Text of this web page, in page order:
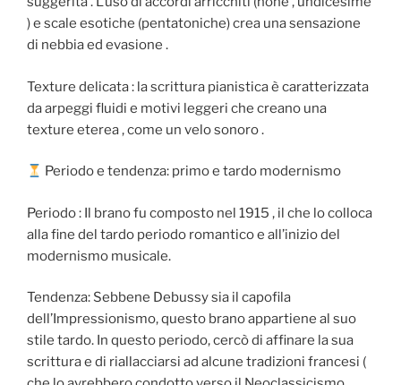
) e scale esotiche (pentatoniche) crea una sensazione
di nebbia ed evasione .
Texture delicata : la scrittura pianistica è caratterizzata
da arpeggi fluidi e motivi leggeri che creano una
texture eterea , come un velo sonoro .
Periodo e tendenza: primo e tardo modernismo
Periodo : Il brano fu composto nel 1915 , il che lo colloca
alla fine del tardo periodo romantico e all’inizio del
modernismo musicale.
Tendenza: Sebbene Debussy sia il capofila
dell’Impressionismo, questo brano appartiene al suo
stile tardo. In questo periodo, cercò di affinare la sua
scrittura e di riallacciarsi ad alcune tradizioni francesi (